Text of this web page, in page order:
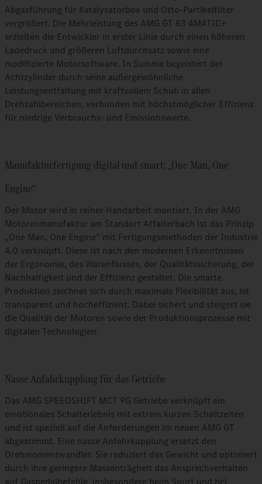
Abgasführung für Katalysatorbox und Otto-Partikelfilter
vergrößert. Die Mehrleistung des AMG GT 63 4MATIC+
erzielten die Entwickler in erster Linie durch einen höheren
Ladedruck und größeren Luftdurchsatz sowie eine
modifizierte Motorsoftware. In Summe begeistert der
Achtzylinder durch seine außergewöhnliche
Leistungsentfaltung mit kraftvollem Schub in allen
Drehzahlbereichen, verbunden mit höchstmöglicher Effizienz
für niedrige Verbrauchs- und Emissionswerte.
Manufakturfertigung digital und smart: „One Man, One
Engine“
Der Motor wird in reiner Handarbeit montiert. In der AMG
Motorenmanufaktur am Standort Affalterbach ist das Prinzip
„One Man, One Engine“ mit Fertigungsmethoden der Industrie
4.0 verknüpft. Diese ist nach den modernen Erkenntnissen
der Ergonomie, des Warenflusses, der Qualitätssicherung, der
Nachhaltigkeit und der Effizienz gestaltet. Die smarte
Produktion zeichnet sich durch maximale Flexibilität aus, ist
transparent und hocheffizient. Dabei sichert und steigert sie
die Qualität der Motoren sowie der Produktionsprozesse mit
digitalen Technologien.
Nasse Anfahrkupplung für das Getriebe
Das AMG SPEEDSHIFT MCT 9G Getriebe verknüpft ein
emotionales Schalterlebnis mit extrem kurzen Schaltzeiten
und ist speziell auf die Anforderungen im neuen AMG GT
abgestimmt. Eine nasse Anfahrkupplung ersetzt den
Drehmomentwandler. Sie reduziert das Gewicht und optimiert
durch ihre geringere Massenträgheit das Ansprechverhalten
auf Gaspedalbefehle, insbesondere beim Spurt und bei